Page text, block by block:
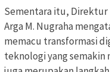
Sementara itu, Direktur
Arga M. Nugraha
memacu transformasi
teknologi yang